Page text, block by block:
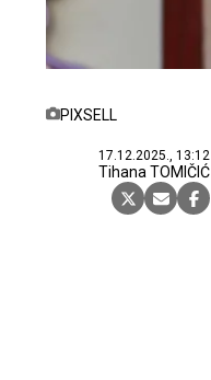
PIXSELL
17.12.2025., 13:12
Tihana TOMIČIĆ